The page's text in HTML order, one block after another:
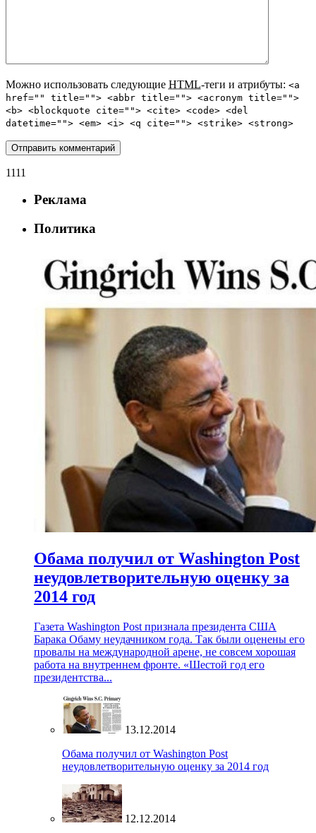
Можно использовать следующие HTML-теги и атрибуты: <a
href="" title=""> <abbr title=""> <acronym title="">
<b> <blockquote cite=""> <cite> <code> <del
datetime=""> <em> <i> <q cite=""> <strike> <strong>
1111
Реклама
Политика
Обама получил от Washington Post
неудовлетворительную оценку за
2014 год
Газета Washington Post признала президента США
Барака Обаму неудачником года. Так были оценены его
провалы на международной арене, не совсем хорошая
работа на внутреннем фронте. «Шестой год его
президентства...
13.12.2014
Обама получил от Washington Post
неудовлетворительную оценку за 2014 год
12.12.2014